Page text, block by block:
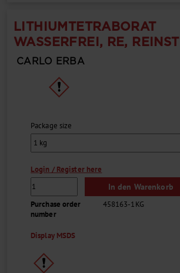
LITHIUMTETRABORAT
WASSERFREI, RE, REINST
CARLO ERBA
Package size
Login / Register here
In den Warenkorb
Purchase order
number
458163-1KG
Display MSDS